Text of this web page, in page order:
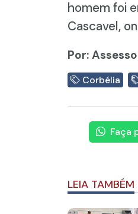
homem foi
Cascavel,
Por:
Corbélia
Faça
LEIA TAMBÉM